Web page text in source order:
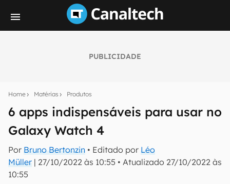
PUBLICIDADE
Home Matérias Produtos
6 apps indispensáveis para usar no
Galaxy Watch 4
Por Bruno Bertonzin • Editado por Léo
Müller | 27/10/2022 às 10:55 • Atualizado 27/10/2022 às
10:55
notícias e reviews sobre tecnologia em primeira
E-mail